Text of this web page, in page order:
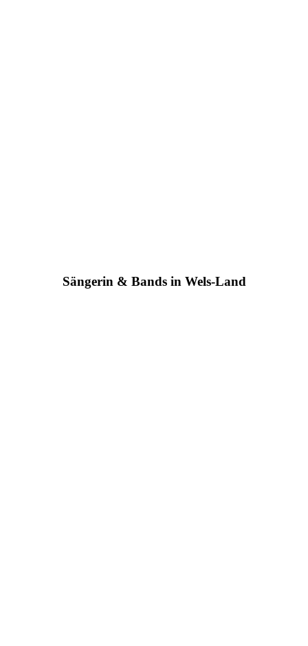
Sängerin & Bands in Wels-Land